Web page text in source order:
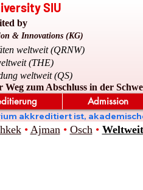
SIU
by
& Innovations (KG)
weltweit (QRNW)
(THE)
weltweit (QS)
zum Abschluss in der
Admission
akkreditiert ist,
• Ajman • Osch • Weltweit